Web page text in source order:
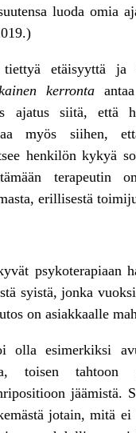
luoda
tiettyä etäisyyttä ja
kerrontaantaa
siitä, että
myös siihen,
henkilön kykyä
terapeutin
erillisestä
psykoterapiaan
syistä, jonka
on asiakkaalle
olla esimerkiksi
toisen
jäämistä.
jotain, mitä